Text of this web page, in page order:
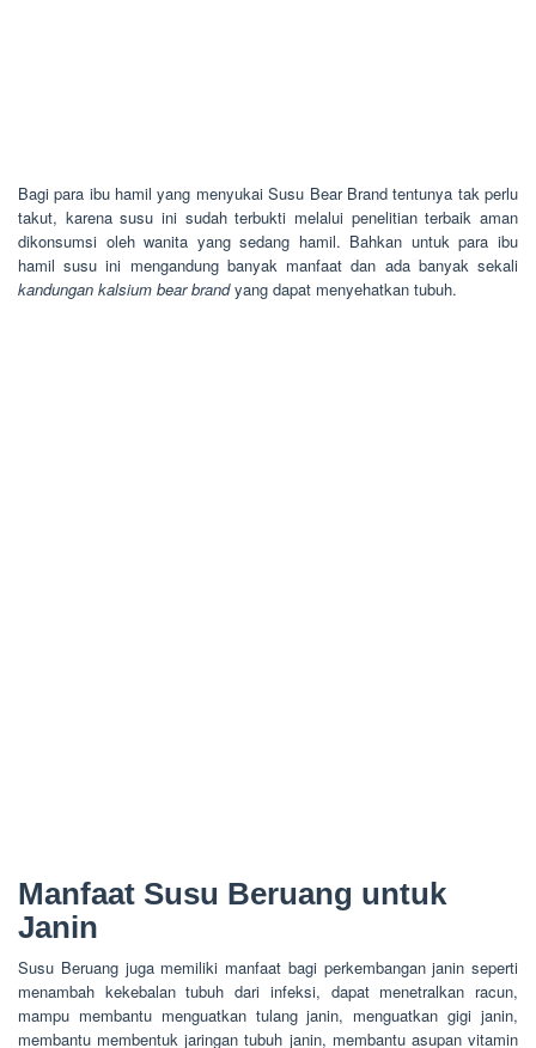
Bagi para ibu hamil yang menyukai Susu Bear Brand tentunya tak perlu
takut, karena susu ini sudah terbukti melalui penelitian terbaik aman
dikonsumsi oleh wanita yang sedang hamil. Bahkan untuk para ibu
hamil susu ini mengandung banyak manfaat dan ada banyak sekali
kandungan kalsium bear brandyang dapat menyehatkan tubuh.
Manfaat Susu Beruang untuk
Janin
Susu Beruang juga memiliki manfaat bagi perkembangan janin seperti
menambah kekebalan tubuh dari infeksi, dapat menetralkan racun,
mampu membantu menguatkan tulang janin, menguatkan gigi janin,
membantu membentuk jaringan tubuh janin, membantu asupan vitamin